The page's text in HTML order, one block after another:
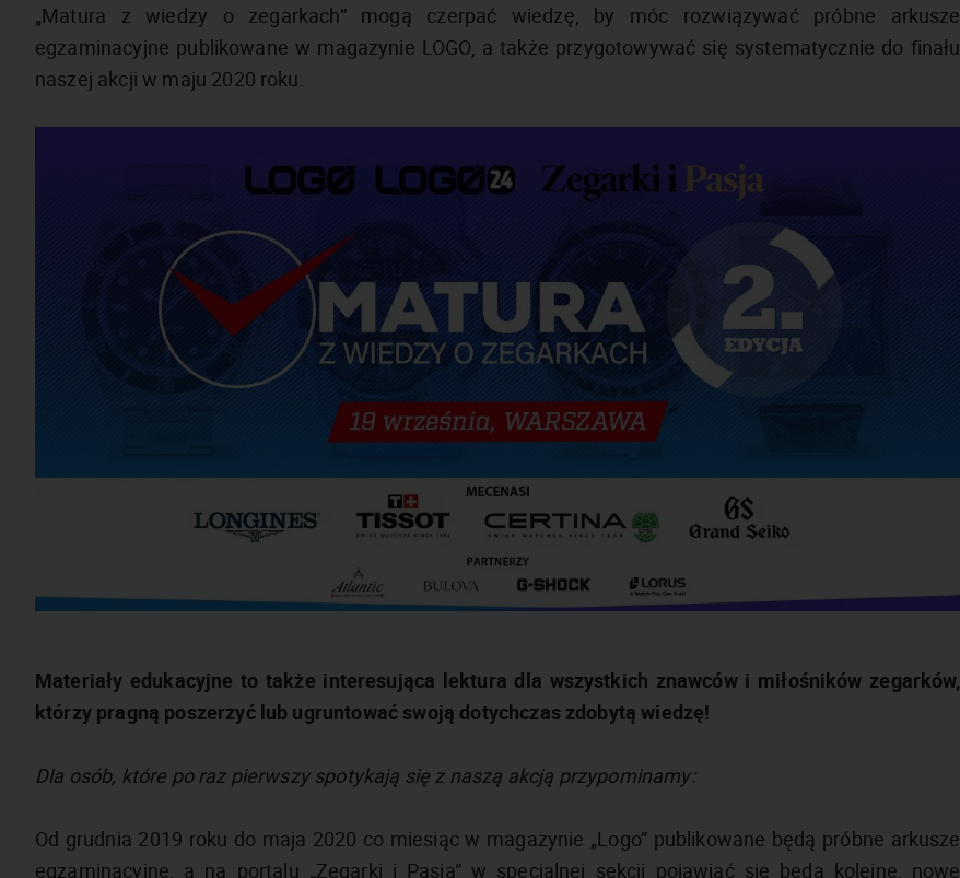
„Matura z wiedzy o zegarkach” mogą czerpać wiedzę, by móc rozwiązywać próbne arkusze
egzaminacyjne publikowane w magazynie LOGO, a także przygotowywać się systematycznie do finału
naszej akcji w maju 2020 roku.
Materiały edukacyjne to także interesująca lektura dla wszystkich znawców i miłośników zegarków,
którzy pragną poszerzyć lub ugruntować swoją dotychczas zdobytą wiedzę!
Dla osób, które po raz pierwszy spotykają się z naszą akcją przypominamy:
Od grudnia 2019 roku do maja 2020 co miesiąc w magazynie „Logo” publikowane będą próbne arkusze
egzaminacyjne, a na portalu „Zegarki i Pasja” w specjalnej sekcji pojawiać się będą kolejne, nowe